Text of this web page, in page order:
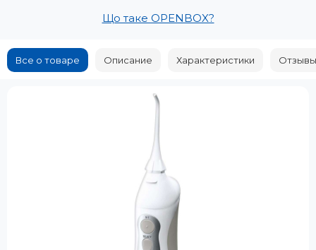
Що таке OPENBOX?
Все о товаре Описание Характеристики